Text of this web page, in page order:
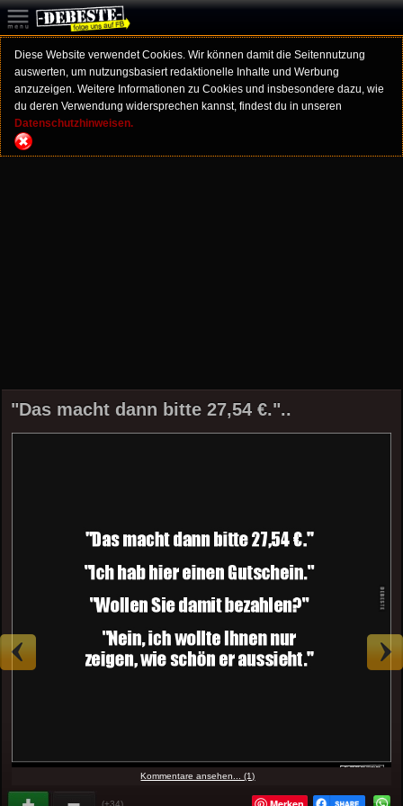
Diese Website verwendet Cookies. Wir können damit die Seitennutzung
auswerten, um nutzungsbasiert redaktionelle Inhalte und Werbung
anzuzeigen. Weitere Informationen zu Cookies und insbesondere dazu, wie
du deren Verwendung widersprechen kannst, findest du in unseren
Datenschutzhinweisen.
"Das macht dann bitte 27,54 €."..
Kommentare ansehen... (1)
(+34)